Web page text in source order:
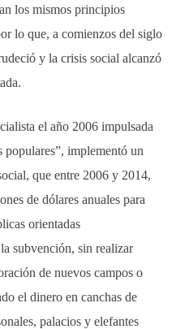
los mismos principios
lo que, a comienzos del siglo
y la crisis social alcanzó
el año 2006 impulsada
populares”, implementó un
que entre 2006 y 2014,
de dólares anuales para
orientadas
subvención, sin realizar
de nuevos campos o
el dinero en canchas de
palacios y elefantes